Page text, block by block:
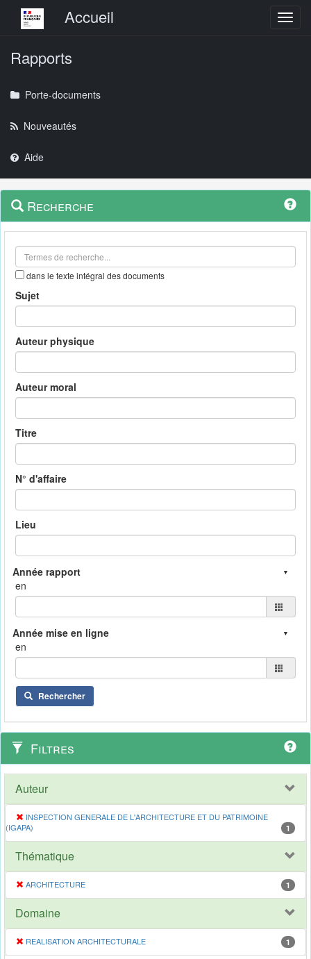
Menu principalAccueil
Rapports
Porte-documents
Nouveautés
Aide
Navigation
outils
Menu
contextuel
Recherche
dans le texte intégral des documents
Sujet
Auteur physique
Auteur moral
Titre
N° d'affaire
Lieu
en
en
Rechercher
Filtres
Auteur
INSPECTION GENERALE DE L'ARCHITECTURE ET DU PATRIMOINE
(IGAPA)
1
Thématique
ARCHITECTURE 1
Domaine
REALISATION ARCHITECTURALE 1